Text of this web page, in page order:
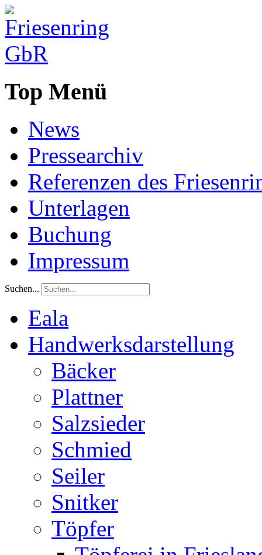
Top Menü
News
Pressearchiv
Referenzen des
Unterlagen
Buchung
Impressum
Suchen...
Eala
Handwerksdarstellung
Bäcker
Plattner
Salzsieder
Schmied
Seiler
Snitker
Töpfer